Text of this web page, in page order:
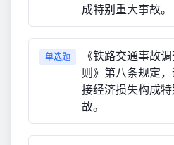
成特别重大事故。
单选题
《铁路交通事故
则》第八条规定
接经济损失构成
故。